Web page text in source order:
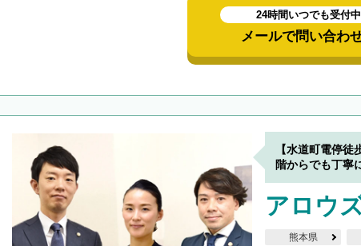
24時間いつでも受付中
メールで問い合わ
【水道町電停
階からでも丁寧
アロウ
熊本県